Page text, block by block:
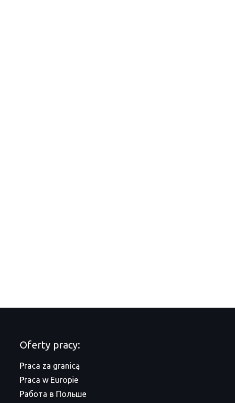
Oferty pracy:
Praca za granicą
Praca w Europie
Работа в Польше